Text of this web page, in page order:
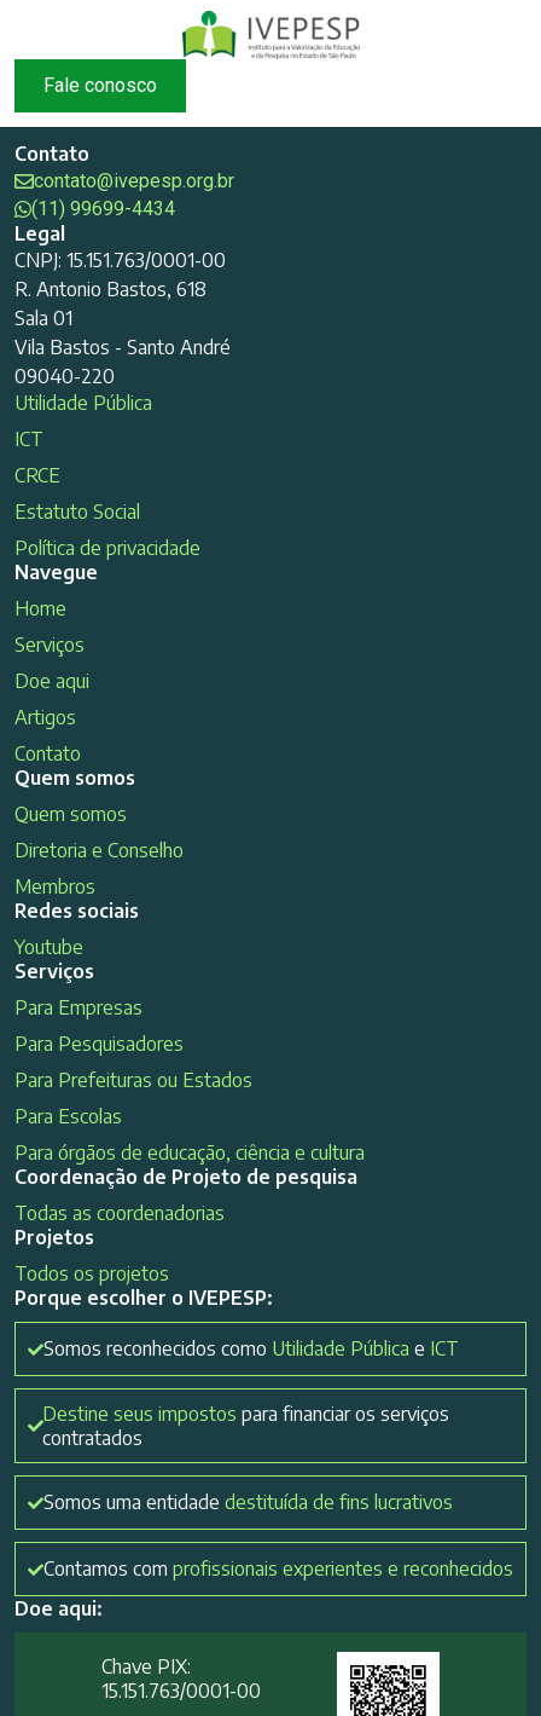
Fale conosco
Contato
contato@ivepesp.org.br
(11) 99699-4434
Legal
CNPJ: 15.151.763/0001-00
R. Antonio Bastos, 618
Sala 01
Vila Bastos - Santo André
09040-220
Utilidade Pública
ICT
CRCE
Estatuto Social
Política de privacidade
Navegue
Home
Serviços
Doe aqui
Artigos
Contato
Quem somos
Quem somos
Diretoria e Conselho
Membros
Redes sociais
Youtube
Serviços
Para Empresas
Para Pesquisadores
Para Prefeituras ou Estados
Para Escolas
Para órgãos de educação, ciência e cultura
Coordenação de Projeto de pesquisa
Todas as coordenadorias
Projetos
Todos os projetos
Porque escolher o IVEPESP:
Somos reconhecidos como Utilidade Pública e ICT
Destine seus impostos para financiar os serviços
contratados
Somos uma entidade destituída de fins lucrativos
Contamos com profissionais experientes e reconhecidos
Doe aqui:
Chave PIX:
15.151.763/0001-00​